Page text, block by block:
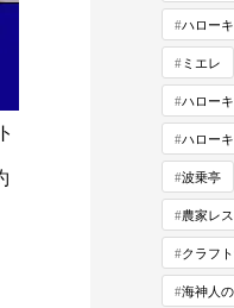
ハロー
ミエレ
ハロー
ハロー
波乗亭
農家レ
クラフ
海神人